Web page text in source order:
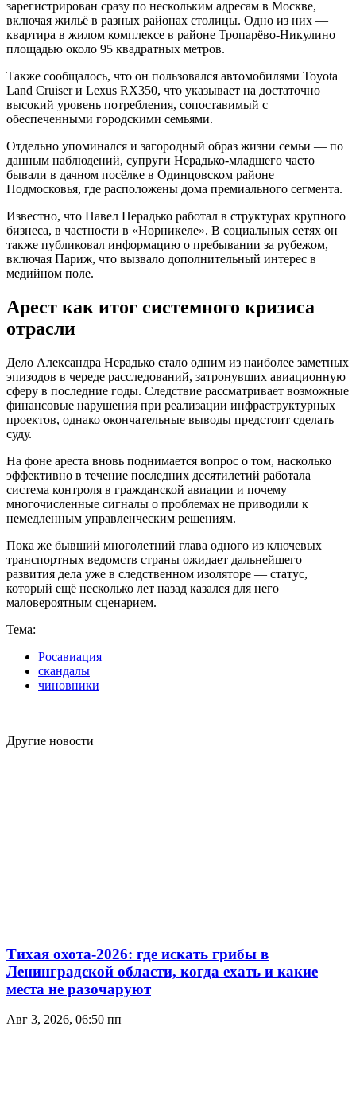
зарегистрирован сразу по нескольким адресам в Москве,
включая жильё в разных районах столицы. Одно из них —
квартира в жилом комплексе в районе Тропарёво-Никулино
площадью около 95 квадратных метров.
Также сообщалось, что он пользовался автомобилями Toyota
Land Cruiser и Lexus RX350, что указывает на достаточно
высокий уровень потребления, сопоставимый с
обеспеченными городскими семьями.
Отдельно упоминался и загородный образ жизни семьи — по
данным наблюдений, супруги Нерадько-младшего часто
бывали в дачном посёлке в Одинцовском районе
Подмосковья, где расположены дома премиального сегмента.
Известно, что Павел Нерадько работал в структурах крупного
бизнеса, в частности в «Норникеле». В социальных сетях он
также публиковал информацию о пребывании за рубежом,
включая Париж, что вызвало дополнительный интерес в
медийном поле.
Арест как итог системного кризиса
отрасли
Дело Александра Нерадько стало одним из наиболее заметных
эпизодов в череде расследований, затронувших авиационную
сферу в последние годы. Следствие рассматривает возможные
финансовые нарушения при реализации инфраструктурных
проектов, однако окончательные выводы предстоит сделать
суду.
На фоне ареста вновь поднимается вопрос о том, насколько
эффективно в течение последних десятилетий работала
система контроля в гражданской авиации и почему
многочисленные сигналы о проблемах не приводили к
немедленным управленческим решениям.
Пока же бывший многолетний глава одного из ключевых
транспортных ведомств страны ожидает дальнейшего
развития дела уже в следственном изоляторе — статус,
который ещё несколько лет назад казался для него
маловероятным сценарием.
Тема:
Росавиация
скандалы
чиновники
Другие новости
Тихая охота-2026: где искать грибы в
Ленинградской области, когда ехать и какие
места не разочаруют
Авг 3, 2026, 06:50 пп